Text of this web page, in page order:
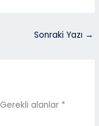
Sonraki Yazı →
Gerekli alanlar *